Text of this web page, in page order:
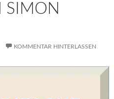
SIMON
KOMMENTAR HINTERLASSEN